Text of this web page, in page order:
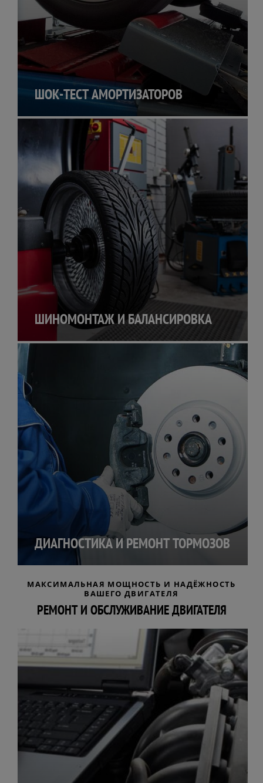
ШОК-ТЕСТ АМОРТИЗАТОРОВ
ШИНОМОНТАЖ И БАЛАНСИРОВКА
ДИАГНОСТИКА И РЕМОНТ ТОРМОЗОВ
МАКСИМАЛЬНАЯ МОЩНОСТЬ И НАДЁЖНОСТЬ
ВАШЕГО ДВИГАТЕЛЯ
РЕМОНТ И ОБСЛУЖИВАНИЕ ДВИГАТЕЛЯ